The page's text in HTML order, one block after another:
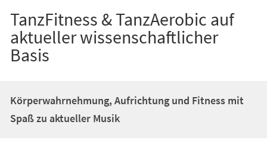
TanzFitness & TanzAerobic auf
aktueller wissenschaftlicher
Basis
Körperwahrnehmung, Aufrichtung und Fitness mit
Spaß zu aktueller Musik